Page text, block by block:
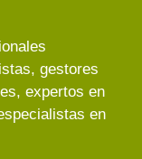
gestores
expertos en
en